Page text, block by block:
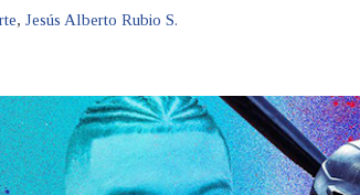
, Jesús Alberto Rubio S.